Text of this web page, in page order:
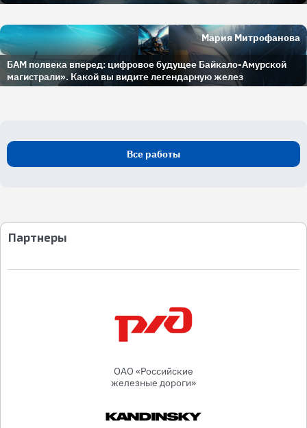
Мария Митрофанова
БАМ полвека вперед: цифровое будущее Байкало-Амурской
магистрали». Какой вы видите легендарную желез
Все работы
Партнеры
ОАО «Российские
железные дороги»